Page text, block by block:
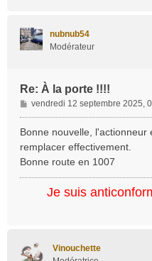
nubnub54
Modérateur
Re: À la porte !!!!
M
e
s
g
e
vendredi 12 septembre 2025,
Bonne nouvelle, l'actionneur
remplacer effectivement.
Bonne route en 1007
Je suis
Vinouchette